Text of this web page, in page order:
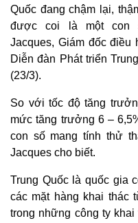
Quốc đang chậm lại,
được coi là một con
Jacques, Giám đốc điều
Diễn đàn Phát triển
(23/3).
So với tốc độ tăng
mức tăng trưởng 6 –
con số mang tính thử
Jacques cho biết.
Trung Quốc là quốc gia
các mặt hàng khai thác
trong những công ty